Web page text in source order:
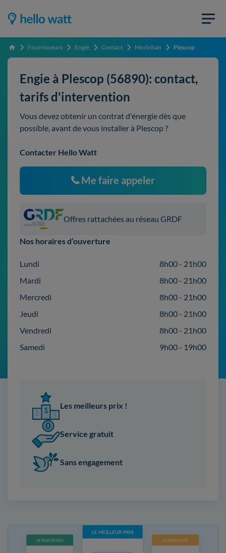
Accueil Fournisseurs Engie Contact Morbihan Plescop
Engie à Plescop (56890): contact,
tarifs d'intervention
Vous devez obtenir un contrat d'énergie dès que
possible, avant de vous installer à Plescop ?
Contacter Hello Watt
Me faire appeler
Offres rattachées au réseau GRDF
Nos horaires d’ouverture
Lundi
8h00 - 21h00
Mardi
8h00 - 21h00
Mercredi
8h00 - 21h00
Jeudi
8h00 - 21h00
Vendredi
8h00 - 21h00
Samedi
9h00 - 19h00
Les meilleurs prix !
Service gratuit
Sans engagement